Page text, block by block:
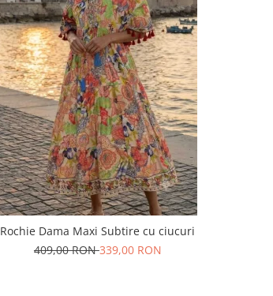
Rochie Dama Maxi Subtire cu ciucuri
409,00 RON339,00 RON